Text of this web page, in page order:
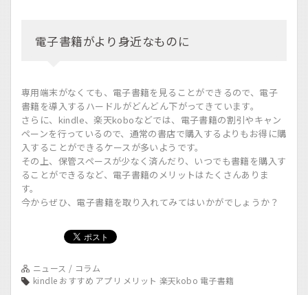
電子書籍がより身近なものに
専用端末がなくても、電子書籍を見ることができるので、電子
書籍を導入するハードルがどんどん下がってきています。
さらに、kindle、楽天koboなどでは、電子書籍の割引やキャン
ペーンを行っているので、通常の書店で購入するよりもお得に購
入することができるケースが多いようです。
その上、保管スペースが少なく済んだり、いつでも書籍を購入す
ることができるなど、電子書籍のメリットはたくさんありま
す。
今からぜひ、電子書籍を取り入れてみてはいかがでしょうか？
ニュース / コラム
kindle おすすめ アプリ メリット 楽天kobo 電子書籍